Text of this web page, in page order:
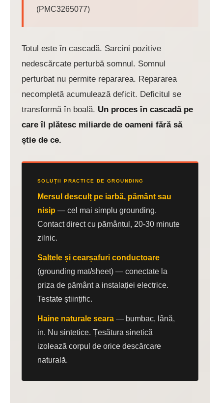
(PMC3265077)
Totul este în cascadă. Sarcini pozitive
nedescărcate perturbă somnul. Somnul
perturbat nu permite repararea. Repararea
necompletă acumulează deficit. Deficitul se
transformă în boală. Un proces în cascadă pe
care îl plătesc miliarde de oameni fără să
știe de ce.
SOLUȚII PRACTICE DE GROUNDING
Mersul desculț pe iarbă, pământ sau
nisip — cel mai simplu grounding.
Contact direct cu pământul, 20-30 minute
zilnic.
Saltele și cearșafuri conductoare
(grounding mat/sheet) — conectate la
priza de pământ a instalației electrice.
Testate științific.
Haine naturale seara — bumbac, lână,
in. Nu sintetice. Țesătura sinetică
izolează corpul de orice descărcare
naturală.